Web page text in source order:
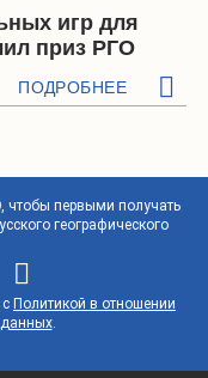
игр для
приз РГО
ПОДРОБНЕЕ
чтобы первыми получать
географического
Политикой в отношении
данных.